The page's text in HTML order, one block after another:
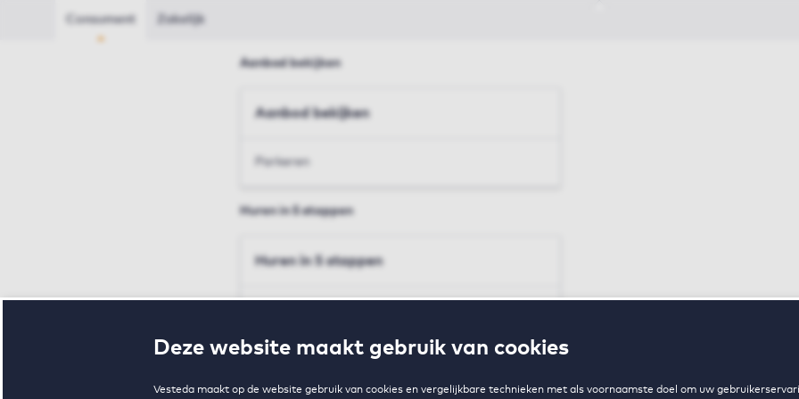
Deze website maakt gebruik van cookies
Vesteda maakt op de website gebruik van cookies en vergelijkbare technieken met als voornaamste doel om uw
Consument Zakelijk
Aanbod bekijken
Aanbod bekijken
Parkeren
Huren in 5 stappen
Huren in 5 stappen
Voorwaarden en toewijzing